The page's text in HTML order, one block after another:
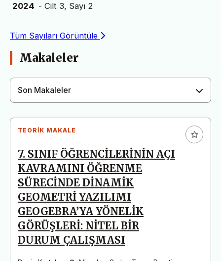
2024 - Cilt 3, Sayı 2
Tüm Sayıları Görüntüle
Makaleler
Son Makaleler
TEORIK MAKALE
7. SINIF ÖĞRENCİLERİNİN AÇI
KAVRAMINI ÖĞRENME
SÜRECİNDE DİNAMİK
GEOMETRİ YAZILIMI
GEOGEBRA’YA YÖNELİK
GÖRÜŞLERİ: NİTEL BİR
DURUM ÇALIŞMASI